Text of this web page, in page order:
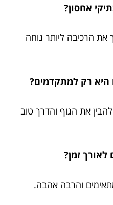
אחסון?
את הרכיבה ליותר נוחה
היא רק למתקדמים?
את הגוף והדרך טוב
לאורך זמן?
והרבה אהבה.